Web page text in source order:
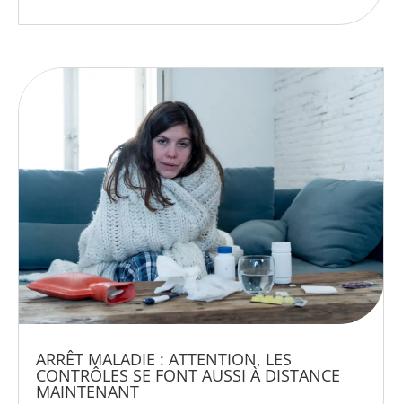
ARRÊT MALADIE : ATTENTION, LES
CONTRÔLES SE FONT AUSSI À DISTANCE
MAINTENANT